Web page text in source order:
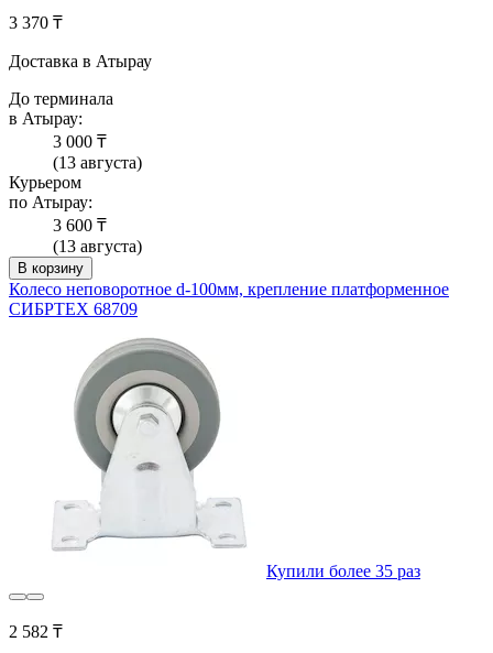
3 370 ₸
Доставка в Атырау
До терминала
в Атырау:
3 000 ₸
(13 августа)
Курьером
по Атырау:
3 600 ₸
(13 августа)
В корзину
Колесо неповоротное d-100мм, крепление платформенное
СИБРТЕХ 68709
Купили более 35 раз
2 582 ₸